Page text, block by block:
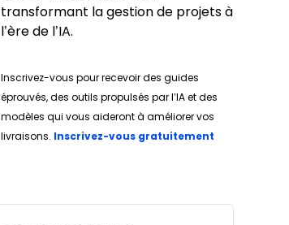
transformant la gestion de projets à
l’ère de l’IA.
Inscrivez-vous pour recevoir des guides
éprouvés, des outils propulsés par l’IA et des
modèles qui vous aideront à améliorer vos
livraisons. Inscrivez-vous gratuitement